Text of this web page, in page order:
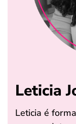
Leticia
Leticia é